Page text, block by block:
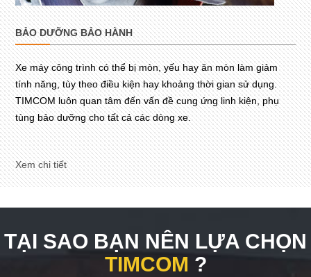
BẢO DƯỠNG BẢO HÀNH
Xe máy công trình có thể bị mòn, yếu hay ăn mòn làm giảm
tính năng, tùy theo điều kiện hay khoảng thời gian sử dụng.
TIMCOM luôn quan tâm đến vấn đề cung ứng linh kiện, phụ
tùng bảo dưỡng cho tất cả các dòng xe.
Xem chi tiết
TẠI SAO BẠN NÊN LỰA CHỌN
TIMCOM ?